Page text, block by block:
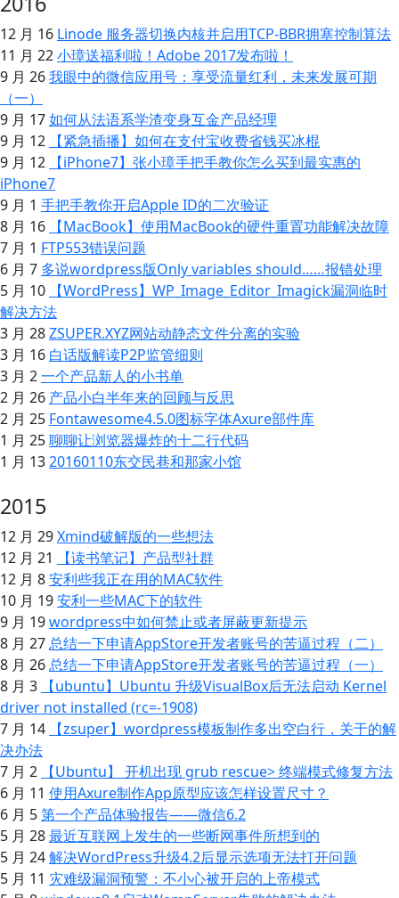
12 月 16 Linode 服务器切换内核并启用TCP-BBR拥塞控制算法
11 月 22小璋送福利啦！Adobe 2017发布啦！
9 月 26我眼中的微信应用号：享受流量红利，未来发展可期
（一）
9 月 17如何从法语系学渣变身互金产品经理
9 月 12
【紧急插播】如何在支付宝收费省钱买冰棍
9 月 12
【iPhone7】张小璋手把手教你怎么买到最实惠的
iPhone7
9 月 1 手把手教你开启Apple ID的二次验证
8 月 16
【MacBook】使用MacBook的硬件重置功能解决故障
7 月 1 FTP553错误问题
6 月 7 多说wordpress版Only variables should……报错处理
5 月 10
【WordPress】WP_Image_Editor_Imagick漏洞临时
解决方法
3 月 28ZSUPER.XYZ网站动静态文件分离的实验
3 月 16 白话版解读P2P监管细则
3 月 2一个产品新人的小书单
2 月 26 产品小白半年来的回顾与反思
2 月 25 Fontawesome4.5.0图标字体Axure部件库
1 月 25聊聊让浏览器爆炸的十二行代码
1 月 1320160110东交民巷和那家小馆
2015
12 月 29Xmind破解版的一些想法
12 月 21
【读书笔记】产品型社群
12 月 8安利些我正在用的MAC软件
10 月 19安利一些MAC下的软件
9 月 19wordpress中如何禁止或者屏蔽更新提示
8 月 27总结一下申请AppStore开发者账号的苦逼过程（二）
8 月 26总结一下申请AppStore开发者账号的苦逼过程（一）
8 月 3
【ubuntu】Ubuntu 升级VisualBox后无法启动 Kernel
driver not installed (rc=-1908)
7 月 14
【zsuper】wordpress模板制作多出空白行，关于 的解
决办法
7 月 2
【Ubuntu】 开机出现 grub rescue> 终端模式修复方法
6 月 11 使用Axure制作App原型应该怎样设置尺寸？
6 月 5第一个产品体验报告——微信6.2
5 月 28最近互联网上发生的一些断网事件所想到的
5 月 24解决WordPress升级4.2后显示选项无法打开问题
5 月 11 灾难级漏洞预警：不小心被开启的上帝模式